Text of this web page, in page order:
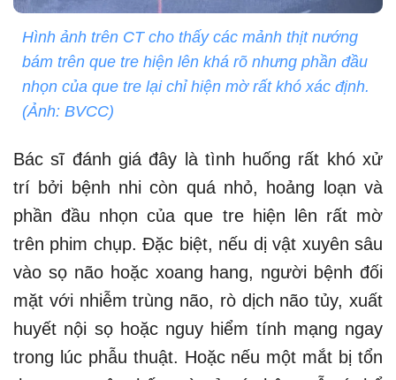
Hình ảnh trên CT cho thấy các mảnh thịt nướng
bám trên que tre hiện lên khá rõ nhưng phần đầu
nhọn của que tre lại chỉ hiện mờ rất khó xác định.
(Ảnh: BVCC)
Bác sĩ đánh giá đây là tình huống rất khó xử
trí bởi bệnh nhi còn quá nhỏ, hoảng loạn và
phần đầu nhọn của que tre hiện lên rất mờ
trên phim chụp. Đặc biệt, nếu dị vật xuyên sâu
vào sọ não hoặc xoang hang, người bệnh đối
mặt với nhiễm trùng não, rò dịch não tủy, xuất
huyết nội sọ hoặc nguy hiểm tính mạng ngay
trong lúc phẫu thuật. Hoặc nếu một mắt bị tổn